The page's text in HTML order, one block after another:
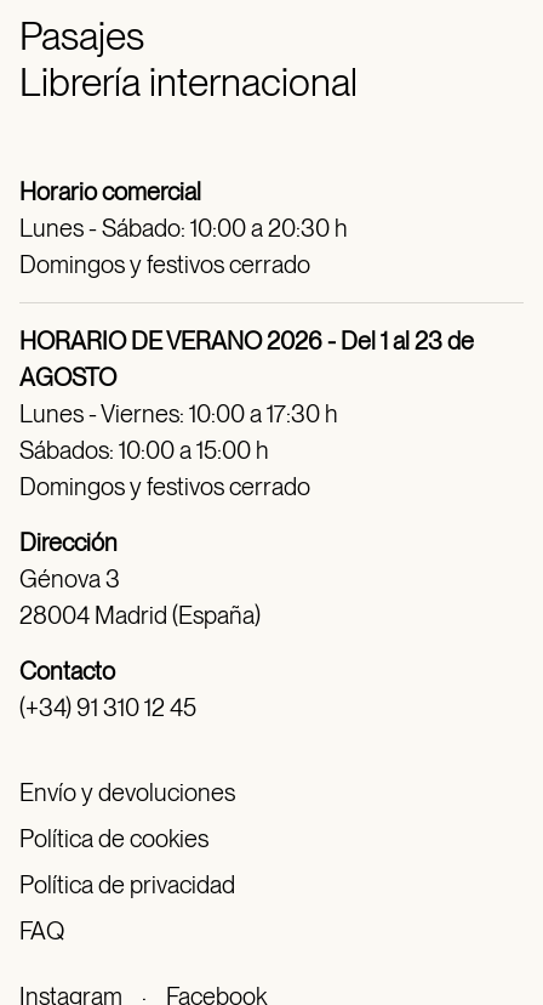
Pasajes
Librería internacional
Horario comercial
Lunes - Sábado: 10:00 a 20:30 h
Domingos y festivos cerrado
HORARIO DE VERANO 2026 - Del 1 al 23 de
AGOSTO
Lunes - Viernes: 10:00 a 17:30 h
Sábados: 10:00 a 15:00 h
Domingos y festivos cerrado
Dirección
Génova 3
28004 Madrid (España)
Contacto
(+34) 91 310 12 45
Envío y devoluciones
Política de cookies
Política de privacidad
FAQ
Instagram · Facebook